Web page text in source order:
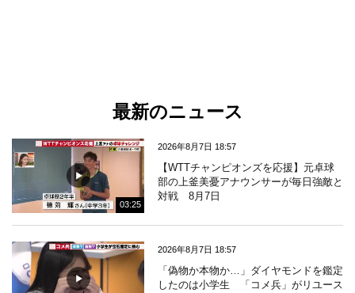
最新のニュース
03:25
2026年8月7日 18:57
【WTTチャンピオンズを応援】元卓球
部の上釜美憂アナウンサーが毎日強敵と
対戦 8月7日
2026年8月7日 18:57
「偽物か本物か…」ダイヤモンドを鑑定
したのは小学生 「コメ兵」がリユース